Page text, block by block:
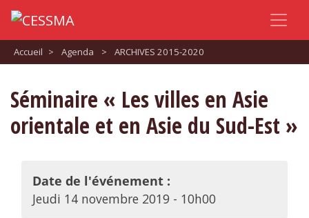
Accueil > Agenda > ARCHIVES 2015-2020
Séminaire « Les villes en Asie
orientale et en Asie du Sud-Est »
Date de l'événement :
Jeudi 14 novembre 2019 - 10h00